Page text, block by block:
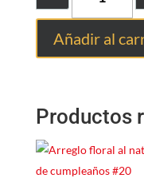
Añadir al
Productos